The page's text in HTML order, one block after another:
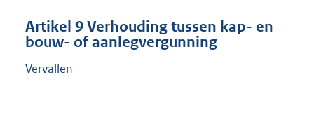
Artikel 9 Verhouding tussen kap- en
bouw- of aanlegvergunning
Vervallen